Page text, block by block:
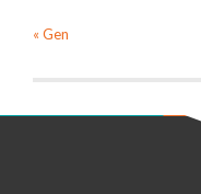
« Gen